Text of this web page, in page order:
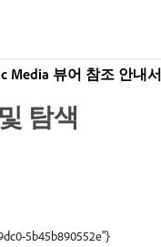
Media 뷰어 참조 안내서
탐색
5b45b890552e"}